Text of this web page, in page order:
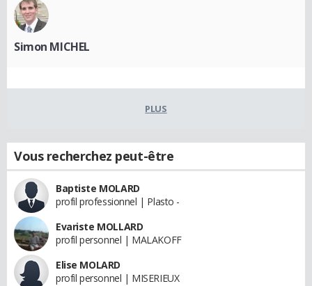
Simon MICHEL
PLUS
Vous recherchez peut-être
Baptiste MOLARD
profil professionnel | Plasto -
Evariste MOLLARD
profil personnel | MALAKOFF
Elise MOLARD
profil personnel | MISERIEUX